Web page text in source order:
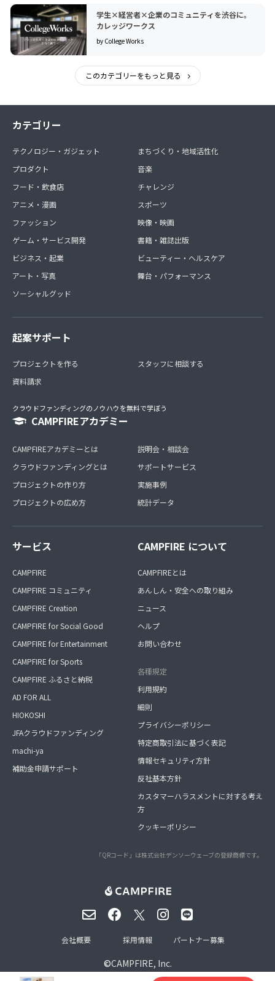
学生×経営者×企業のコミュニティを渋谷に。
カレッジワークス
by College Works
このカテゴリーをもっと見る
カテゴリー
テクノロジー・ガジェット
プロダクト
フード・飲食店
アニメ・漫画
ファッション
ゲーム・サービス開発
ビジネス・起業
アート・写真
ソーシャルグッド
まちづくり・地域活性化
音楽
チャレンジ
スポーツ
映像・映画
書籍・雑誌出版
ビューティー・ヘルスケア
舞台・パフォーマンス
起案サポート
プロジェクトを作る
資料請求
スタッフに相談する
クラウドファンディングのノウハウを無料で学ぼう
CAMPFIREアカデミー
CAMPFIREアカデミーとは
クラウドファンディングとは
プロジェクトの作り方
プロジェクトの広め方
説明会・相談会
サポートサービス
実施事例
統計データ
サービス
CAMPFIRE
CAMPFIRE コミュニティ
CAMPFIRE Creation
CAMPFIRE for Social Good
CAMPFIRE for Entertainment
CAMPFIRE for Sports
CAMPFIRE ふるさと納税
AD FOR ALL
HIOKOSHI
JFAクラウドファンディング
machi-ya
補助金申請サポート
CAMPFIRE について
CAMPFIREとは
あんしん・安全への取り組み
ニュース
ヘルプ
お問い合わせ
各種規定
利用規約
細則
プライバシーポリシー
特定商取引法に基づく表記
情報セキュリティ方針
反社基本方針
カスタマーハラスメントに対する考え
方
クッキーポリシー
「QRコード」は株式会社デンソーウェーブの登録商標です。
©CAMPFIRE, Inc.
会社概要 採用情報 パートナー募集